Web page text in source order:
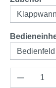
Produkt